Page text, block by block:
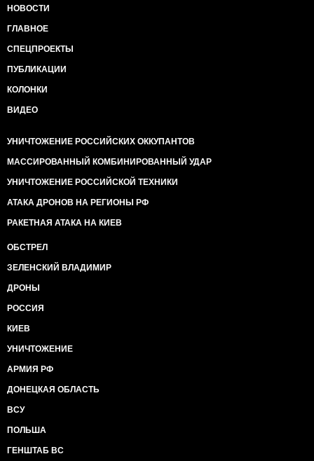
НОВОСТИ
ГЛАВНОЕ
СПЕЦПРОЕКТЫ
ПУБЛИКАЦИИ
КОЛОНКИ
ВИДЕО
УНИЧТОЖЕНИЕ РОССИЙСКИХ ОККУПАНТОВ
МАССИРОВАННЫЙ КОМБИНИРОВАННЫЙ УДАР
УНИЧТОЖЕНИЕ РОССИЙСКОЙ ТЕХНИКИ
АТАКА ДРОНОВ НА РЕГИОНЫ РФ
РАКЕТНАЯ АТАКА НА КИЕВ
ОБСТРЕЛ
ЗЕЛЕНСКИЙ ВЛАДИМИР
ДРОНЫ
РОССИЯ
КИЕВ
УНИЧТОЖЕНИЕ
АРМИЯ РФ
ДОНЕЦКАЯ ОБЛАСТЬ
ВСУ
ПОЛЬША
ГЕНШТАБ ВС